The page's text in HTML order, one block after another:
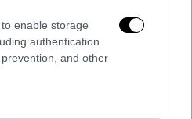
enable storage
authentication
and other